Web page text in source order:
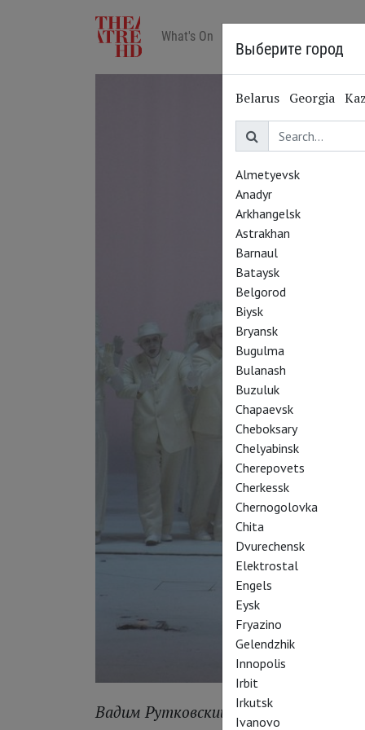
What's On
Вадим Рутковский
Выберите город
Belarus Georgia
Almetyevsk
Anadyr
Arkhangelsk
Astrakhan
Barnaul
Bataysk
Belgorod
Biysk
Bryansk
Bugulma
Bulanash
Buzuluk
Chapaevsk
Cheboksary
Chelyabinsk
Cherepovets
Cherkessk
Chernogolovka
Chita
Dvurechensk
Elektrostal
Engels
Eysk
Fryazino
Gelendzhik
Innopolis
Irbit
Irkutsk
Ivanovo